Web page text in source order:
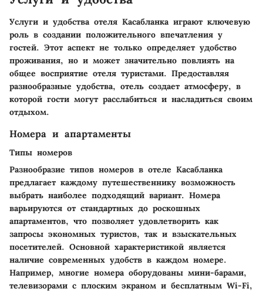
Услуги и удобства отеля Касабланка играют ключевую
роль в создании положительного впечатления у
гостей. Этот аспект не только определяет удобство
проживания, но и может значительно повлиять на
общее восприятие отеля туристами. Предоставляя
разнообразные удобства, отель создает атмосферу, в
которой гости могут расслабиться и насладиться своим
отдыхом.
Номера и апартаменты
Типы номеров
Разнообразие типов номеров в отеле Касабланка
предлагает каждому путешественнику возможность
выбрать наиболее подходящий вариант. Номера
варьируются от стандартных до роскошных
апартаментов, что позволяет удовлетворить как
запросы экономных туристов, так и взыскательных
посетителей. Основной характеристикой является
наличие современных удобств в каждом номере.
Например, многие номера оборудованы мини-барами,
телевизорами с плоским экраном и бесплатным Wi-Fi,